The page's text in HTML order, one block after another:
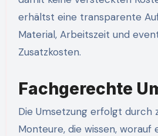
erhältst eine transparente
Material, Arbeitszeit und
Zusatzkosten.
Fachgerechte
Die Umsetzung erfolgt durch
Monteure, die wissen, worauf